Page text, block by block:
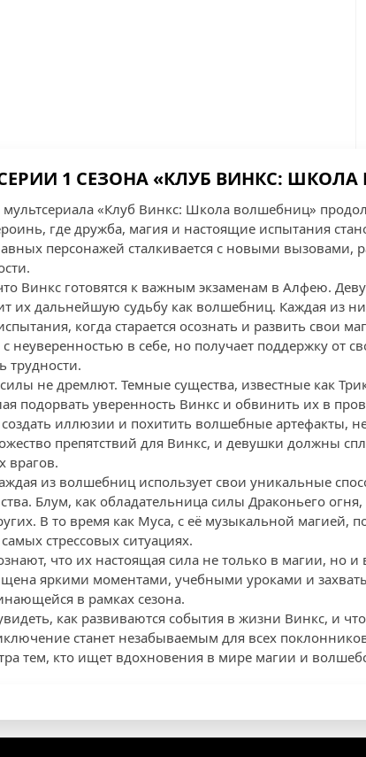
1 СЕЗОНА «КЛУБ ВИНКС:
мультсериала «Клуб Винкс: Школа волшебниц»
где дружба, магия и настоящие испытания
персонажей сталкивается с новыми
Винкс готовятся к важным экзаменам в Алфею.
их дальнейшую судьбу как волшебниц. Каждая из
когда старается осознать и развить свои
неуверенностью в себе, но получает поддержку от
трудности.
не дремлют. Темные существа, известные как
подорвать уверенность Винкс и обвинить их в
иллюзии и похитить волшебные артефакты,
препятствий для Винкс, и девушки должны
врагов.
из волшебниц использует свои уникальные
Блум, как обладательница силы Драконьего огня,
В то время как Муса, с её музыкальной магией,
стрессовых ситуациях.
что их настоящая сила не только в магии, но
яркими моментами, учебными уроками и
в рамках сезона.
как развиваются события в жизни Винкс, и
станет незабываемым для всех
тем, кто ищет вдохновения в мире магии и